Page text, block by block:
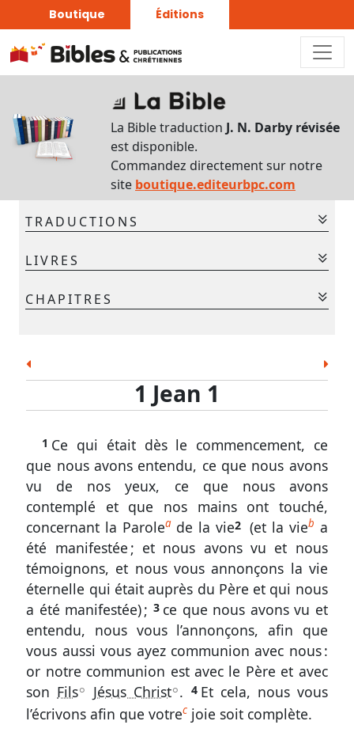
Boutique Éditions
La Bible traduction J. N. Darby révisée
est disponible.
Commandez directement sur notre
site boutique.editeurbpc.com
TRADUCTIONS
La Bible - Traduction J. N. Darby
LIVRES
Ancien Testament
Lam. Ézé.
Soph.
Agg. Zach. Mal.
Nouveau Testament
Luc Jean Act.
2 Cor.
Gal. Éph. Phil. Col. 1 Thes.
2 Thes.
1 Tim.
2 Tim. Tite Phm. Héb. Jac.
1 Pi.
2 Pi.
1 Jean 2 Jean 3 Jean Jude Apoc.
CHAPITRES
1 Jean 1
1 Ce qui était dès le commencement, ce
que nous avons entendu, ce que nous avons
vu de nos yeux, ce que nous avons
contemplé et que nos mains ont touché,
concernant la Paroleade la vie2 (et la vieb a
été manifestée ; et nous avons vu et nous
témoignons, et nous vous annonçons la vie
éternelle qui était auprès du Père et qui nous
a été manifestée) ; 3 ce que nous avons vu et
entendu, nous vous l’annonçons, afin que
vous aussi vous ayez communion avec nous :
or notre communion est avec le Père et avec
son FilsA Jésus ChristA . 4 Et cela, nous vous
l’écrivons afin que votrec joie soit complète.
ce
chapitre
Interlinéaire
Français-
Grec
bibliques
les
Écritures
1
à
10
La
communion
avec
obstacles
à
celle-
ci